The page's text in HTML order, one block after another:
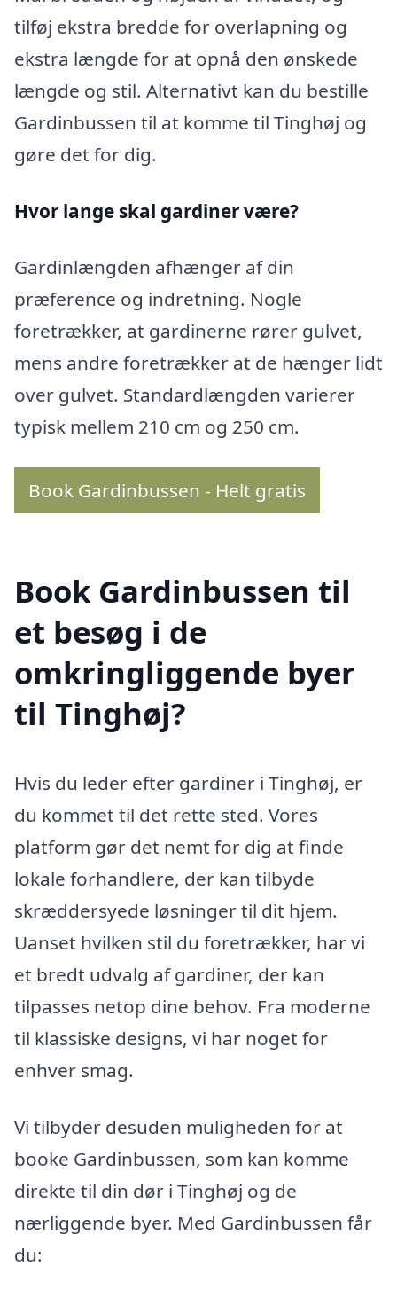
tilføj ekstra bredde for overlapning og
ekstra længde for at opnå den ønskede
længde og stil. Alternativt kan du bestille
Gardinbussen til at komme til Tinghøj og
gøre det for dig.
Hvor lange skal gardiner være?
Gardinlængden afhænger af din
præference og indretning. Nogle
foretrækker, at gardinerne rører gulvet,
mens andre foretrækker at de hænger lidt
over gulvet. Standardlængden varierer
typisk mellem 210 cm og 250 cm.
Book Gardinbussen - Helt gratis
Book Gardinbussen til
et besøg i de
omkringliggende byer
til Tinghøj?
Hvis du leder efter gardiner i Tinghøj, er
du kommet til det rette sted. Vores
platform gør det nemt for dig at finde
lokale forhandlere, der kan tilbyde
skræddersyede løsninger til dit hjem.
Uanset hvilken stil du foretrækker, har vi
et bredt udvalg af gardiner, der kan
tilpasses netop dine behov. Fra moderne
til klassiske designs, vi har noget for
enhver smag.
Vi tilbyder desuden muligheden for at
booke Gardinbussen, som kan komme
direkte til din dør i Tinghøj og de
nærliggende byer. Med Gardinbussen får
du: